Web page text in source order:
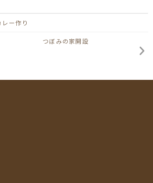
レー作り
つぼみの家開設